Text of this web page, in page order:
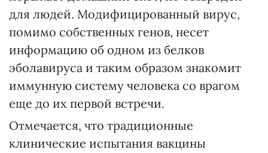
для людей. Модифицированный вирус,
помимо собственных генов, несет
информацию об одном из белков
эболавируса и таким образом знакомит
иммунную систему человека со врагом
еще до их первой встречи.
Отмечается, что традиционные
клинические испытания вакцины